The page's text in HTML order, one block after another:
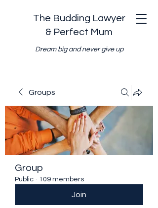
The Budding Lawyer
& Perfect Mum
Dream big and never give up
Groups
Group
Public · 109 members
Join